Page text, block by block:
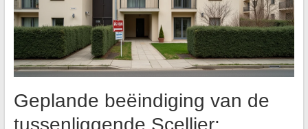
Geplande beëindiging van de